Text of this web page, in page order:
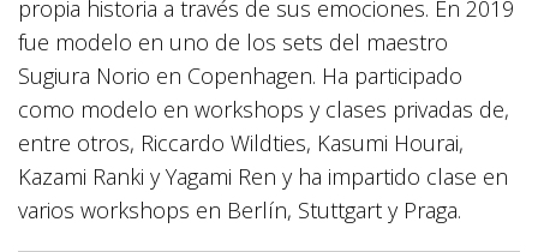
propia historia a través de sus emociones. En 2019
fue modelo en uno de los sets del maestro
Sugiura Norio en Copenhagen. Ha participado
como modelo en workshops y clases privadas de,
entre otros, Riccardo Wildties, Kasumi Hourai,
Kazami Ranki y Yagami Ren y ha impartido clase en
varios workshops en Berlín, Stuttgart y Praga.